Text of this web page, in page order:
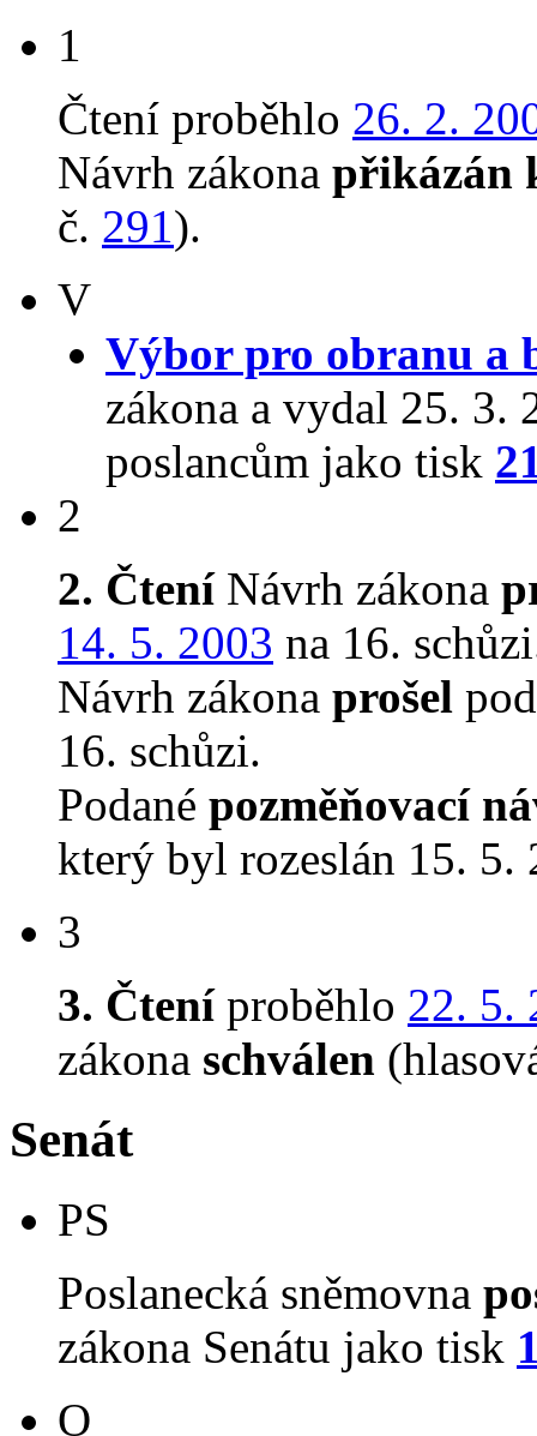
1
Čtení proběhlo 26. 2.
Návrh zákona přikázán
č. 291).
V
Výbor pro obranu a
zákona a vydal 25. 3.
poslancům jako tisk
2
2. ČteníNávrh zákona
14. 5. 2003 na 16.
Návrh zákona prošel
16. schůzi.
Podané pozměňovací
který byl rozeslán 15. 5.
3
3. Čteníproběhlo 22. 5.
zákona schválen
Senát
PS
Poslanecká sněmovna
zákona Senátu jako tisk
O